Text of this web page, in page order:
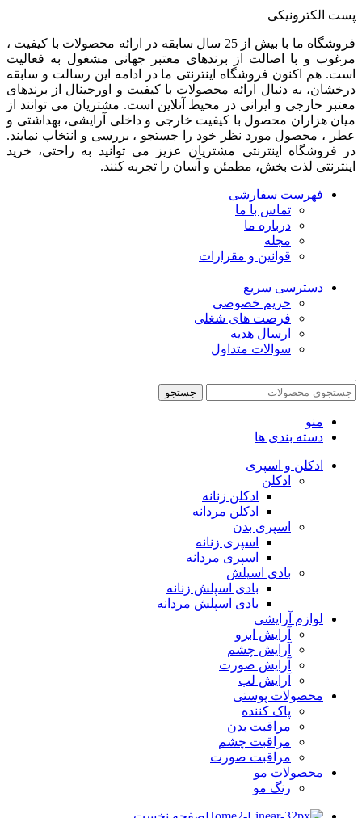
پست الکترونیکی
فروشگاه ما با بیش از 25 سال سابقه در ارائه محصولات با کيفيت ،
مرغوب و با اصالت از برندهای معتبر جهانی مشغول به فعاليت
است. هم اکنون فروشگاه اینترنتی ما در ادامه اين رسالت و سابقه
درخشان، به دنبال ارائه محصولات با کيفيت و اورجينال از برندهای
معتبر خارجی و ايرانی در محيط آنلاين است. مشتريان می توانند از
ميان هزاران محصول با کيفيت خارجی و داخلی آرایشی، بهداشتی و
عطر ، محصول مورد نظر خود را جستجو ، بررسی و انتخاب نمايند.
در فروشگاه اینترنتی مشتريان عزیز می توانيد به راحتی، خرید
اینترنتی لذت بخش، مطمئن و آسان را تجربه کنند.
فهرست سفارشی
تماس با ما
درباره ما
مجله
قوانین و مقرارات
دسترسی سریع
حریم خصوصی
فرصت های شغلی
ارسال هدیه
سوالات متداول
جستجو
منو
دسته بندی ها
ادکلن و اسپری
ادکلن
ادکلن زنانه
ادکلن مردانه
اسپری بدن
اسپری زنانه
اسپری مردانه
بادی اسپلش
بادی اسپلش زنانه
بادی اسپلش مردانه
لوازم آرایشی
آرایش ابرو
آرایش چشم
آرایش صورت
آرایش لب
محصولات پوستی
پاک کننده
مراقبت بدن
مراقبت چشم
مراقبت صورت
محصولات مو
رنگ مو